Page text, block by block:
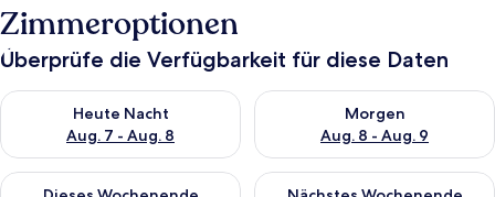
Zimmeroptionen
Überprüfe die Verfügbarkeit für diese Daten
Heute Nacht
Aug. 7 - Aug. 8
Überprüfe die Verfügbarkeit für heute Nacht, Aug. 7 - Aug. 8.
Morgen
Aug. 8 - Aug. 9
Überprüfe die Verfügbarkeit
Überprüfe die Verfügbarkeit für dieses Wochenende, Aug. 7
Überprüfe die Verfügbarkeit